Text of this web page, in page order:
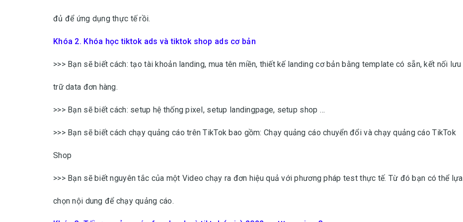
đủ để ứng dụng thực tế rồi.
Khóa 2. Khóa học tiktok ads và tiktok shop ads cơ bản
>>> Bạn sẽ biết cách: tạo tài khoản landing, mua tên miền, thiết kế landing cơ bản bằng template có sẵn, kết nối lưu
trữ data đơn hàng.
>>> Bạn sẽ biết cách: setup hệ thống pixel, setup landingpage, setup shop …
>>> Bạn sẽ biết cách chạy quảng cáo trên TikTok bao gồm: Chạy quảng cáo chuyển đổi và chạy quảng cáo TikTok
Shop
>>> Bạn sẽ biết nguyên tắc của một Video chạy ra đơn hiệu quả với phương pháp test thực tế. Từ đó bạn có thể lựa
chọn nội dung để chạy quảng cáo.